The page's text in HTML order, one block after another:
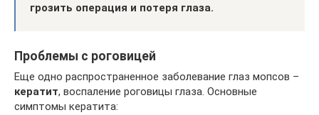
грозить операция и потеря глаза.
Проблемы с роговицей
Еще одно распространенное заболевание глаз мопсов –
кератит, воспаление роговицы глаза. Основные
симптомы кератита: